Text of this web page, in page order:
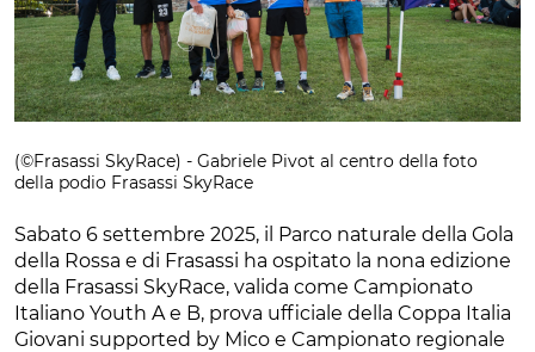
(©Frasassi SkyRace) - Gabriele Pivot al centro della foto
della podio Frasassi SkyRace
Sabato 6 settembre 2025, il Parco naturale della Gola
della Rossa e di Frasassi ha ospitato la nona edizione
della Frasassi SkyRace, valida come Campionato
Italiano Youth A e B, prova ufficiale della Coppa Italia
Giovani supported by Mico e Campionato regionale